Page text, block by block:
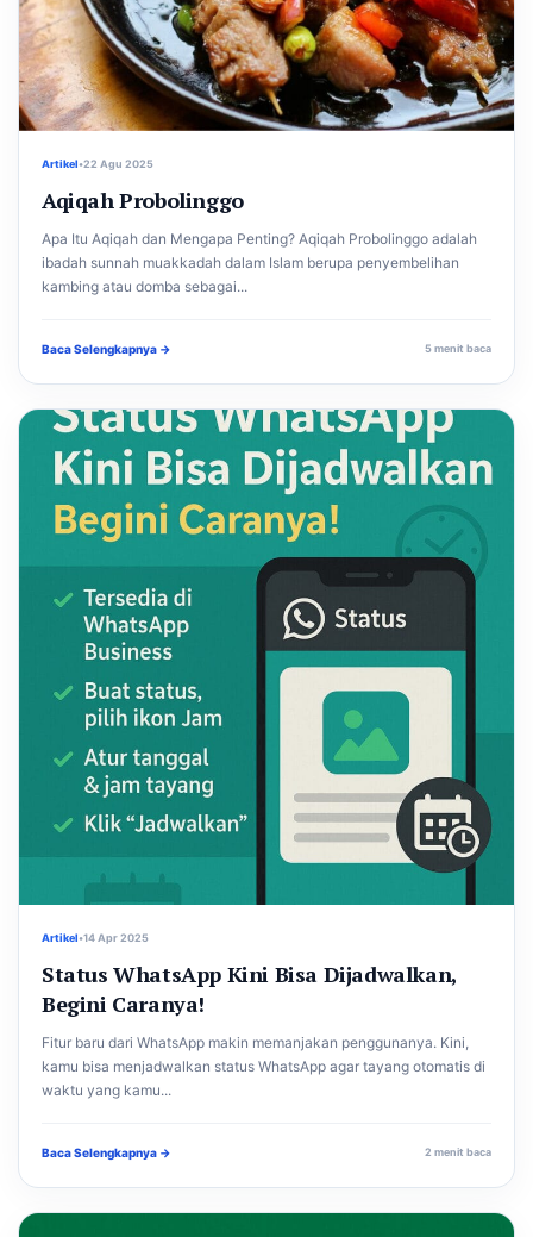
Artikel•22 Agu 2025
Aqiqah Probolinggo
Apa Itu Aqiqah dan Mengapa Penting? Aqiqah Probolinggo adalah
ibadah sunnah muakkadah dalam Islam berupa penyembelihan
kambing atau domba sebagai...
Baca Selengkapnya → 5 menit baca
Artikel•14 Apr 2025
Status WhatsApp Kini Bisa Dijadwalkan,
Begini Caranya!
Fitur baru dari WhatsApp makin memanjakan penggunanya. Kini,
kamu bisa menjadwalkan status WhatsApp agar tayang otomatis di
waktu yang kamu...
Baca Selengkapnya → 2 menit baca